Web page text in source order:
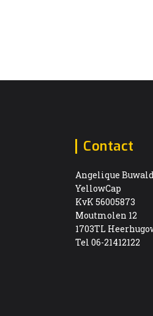
Contact
Angelique
YellowCap
KvK 56005873
Moutmolen 12
1703TL
Tel 06-21412122